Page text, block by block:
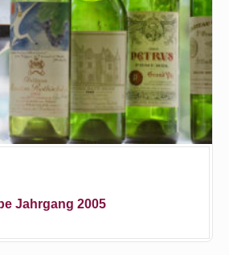
Jahrgang 2005